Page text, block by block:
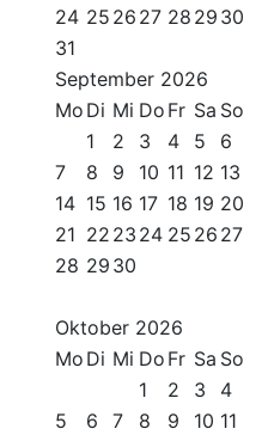
24 25 26 27 28 29 30
31
September 2026
Mo Di Mi Do Fr Sa So
1
2 3 4 5
6
7
8 9 10 11 12 13
14 15 16 17 18 19 20
21 22 23 24 25 26 27
28 29 30
Oktober 2026
Mo Di Mi Do Fr Sa So
1
2 3
4
5
6 7 8 9 10 11